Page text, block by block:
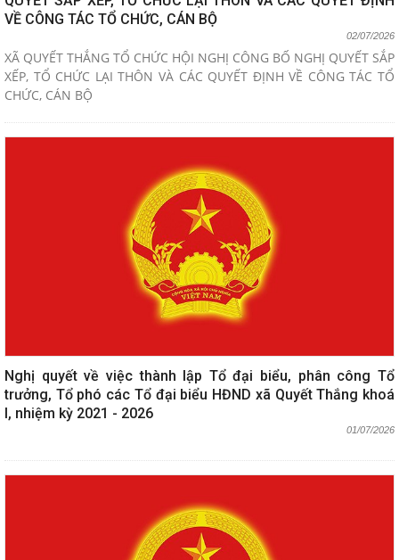
VỀ CÔNG TÁC TỔ CHỨC, CÁN BỘ
02/07/2026
XÃ QUYẾT THẮNG TỔ CHỨC HỘI NGHỊ CÔNG BỐ NGHỊ QUYẾT SẮP
XẾP, TỔ CHỨC LẠI THÔN VÀ CÁC QUYẾT ĐỊNH VỀ CÔNG TÁC TỔ
CHỨC, CÁN BỘ
Nghị quyết về việc thành lập Tổ đại biểu, phân công Tổ
trưởng, Tổ phó các Tổ đại biểu HĐND xã Quyết Thắng khoá
I, nhiệm kỳ 2021 - 2026
01/07/2026